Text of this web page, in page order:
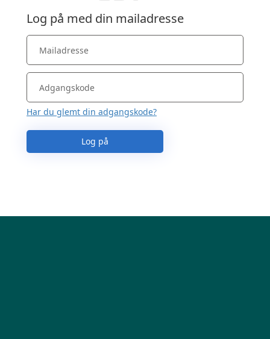
Log på med din mailadresse
Har du glemt din adgangskode?
Log på